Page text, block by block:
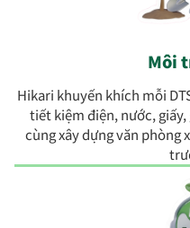
Môi
Hikari khuyến khích mỗi
tiết kiệm điện, nước,
cùng xây dựng văn phòng